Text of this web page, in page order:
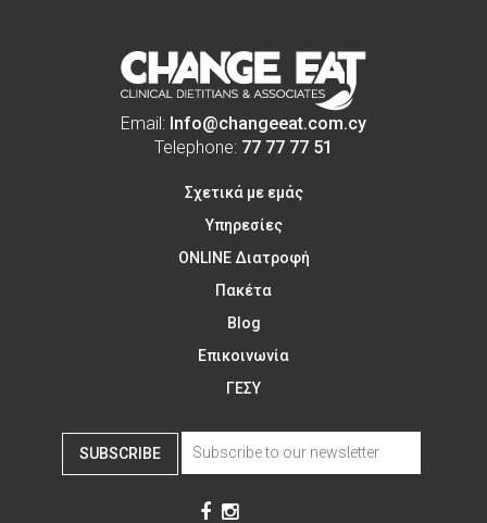
Email: Info@changeeat.com.cy
Telephone: 77 77 77 51
Σχετικά με εμάς
Υπηρεσίες
ONLINE Διατροφή
Πακέτα
Blog
Επικοινωνία
ΓΕΣΥ
SUBSCRIBE